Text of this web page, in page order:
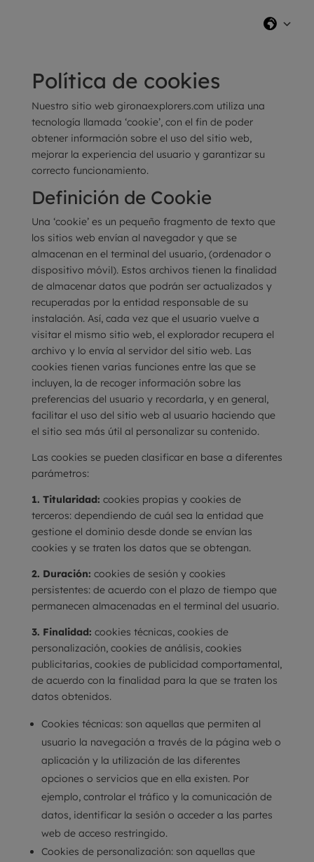
Política de cookies
Nuestro sitio web gironaexplorers.com utiliza una
tecnología llamada ‘cookie’, con el fin de poder
obtener información sobre el uso del sitio web,
mejorar la experiencia del usuario y garantizar su
correcto funcionamiento.
Definición de Cookie
Una ‘cookie’ es un pequeño fragmento de texto que
los sitios web envían al navegador y que se
almacenan en el terminal del usuario, (ordenador o
dispositivo móvil). Estos archivos tienen la finalidad
de almacenar datos que podrán ser actualizados y
recuperadas por la entidad responsable de su
instalación. Así, cada vez que el usuario vuelve a
visitar el mismo sitio web, el explorador recupera el
archivo y lo envía al servidor del sitio web. Las
cookies tienen varias funciones entre las que se
incluyen, la de recoger información sobre las
preferencias del usuario y recordarla, y en general,
facilitar el uso del sitio web al usuario haciendo que
el sitio sea más útil al personalizar su contenido.
Las cookies se pueden clasificar en base a diferentes
parámetros:
1. Titularidad: cookies propias y cookies de
terceros: dependiendo de cuál sea la entidad que
gestione el dominio desde donde se envían las
cookies y se traten los datos que se obtengan.
2. Duración: cookies de sesión y cookies
persistentes: de acuerdo con el plazo de tiempo que
permanecen almacenadas en el terminal del usuario.
3. Finalidad: cookies técnicas, cookies de
personalización, cookies de análisis, cookies
publicitarias, cookies de publicidad comportamental,
de acuerdo con la finalidad para la que se traten los
datos obtenidos.
Cookies técnicas: son aquellas que permiten al
usuario la navegación a través de la página web o
aplicación y la utilización de las diferentes
opciones o servicios que en ella existen. Por
ejemplo, controlar el tráfico y la comunicación de
datos, identificar la sesión o acceder a las partes
web de acceso restringido.
Cookies de personalización: son aquellas que